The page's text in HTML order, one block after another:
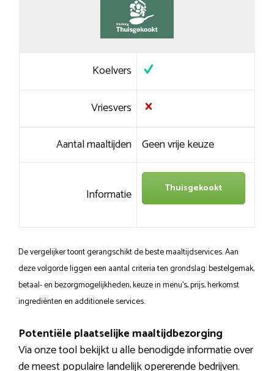
Koelvers
Vriesvers
Aantal maaltijden Geen vrije keuze
Informatie Thuisgekookt
De vergelijker toont gerangschikt de beste maaltijdservices. Aan
deze volgorde liggen een aantal criteria ten grondslag: bestelgemak,
betaal- en bezorgmogelijkheden, keuze in menu’s, prijs, herkomst
ingrediënten en additionele services.
Potentiële plaatselijke maaltijdbezorging
Via onze tool bekijkt u alle benodigde informatie over
de meest populaire landelijk opererende bedrijven.